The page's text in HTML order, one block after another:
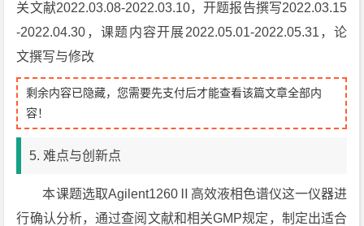
关文献2022.03.08-2022.03.10，开题报告撰写2022.03.15
-2022.04.30，课题内容开展2022.05.01-2022.05.31，论
文撰写与修改
剩余内容已隐藏，您需要先支付后才能查看该篇文章全部内
容！
5. 难点与创新点
本课题选取Agilent1260Ⅱ高效液相色谱仪这一仪器进
行确认分析，通过查阅文献和相关GMP规定，制定出适合